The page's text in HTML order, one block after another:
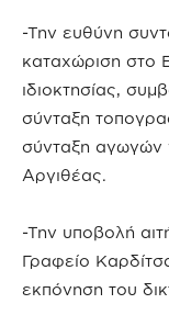
-Την ευθύνη
καταχώριση στο
ιδιοκτησίας,
σύνταξη
σύνταξη αγωγών
Αργιθέας.
-Την υποβολή
Γραφείο
εκπόνηση του